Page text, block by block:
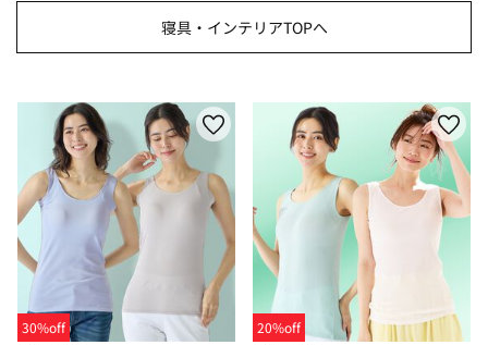
寝具・インテリアTOPへ
30%off
20%off